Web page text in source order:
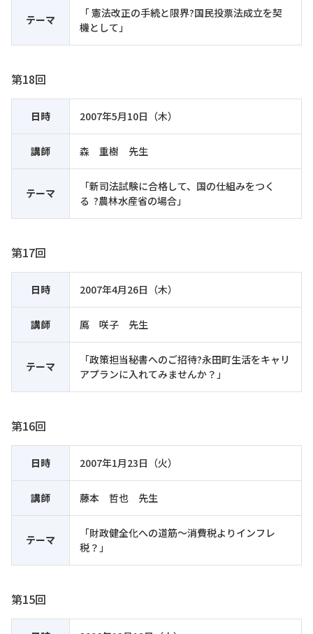
テーマ
「 憲法改正の手続と限界?国民投票法成立を契
機として」
第18回
日時 2007年5月10日（木）
講師 森 重樹 先生
テーマ
「新司法試験に合格して、国の仕組みをつく
る ?農林水産省の場合」
第17回
日時 2007年4月26日（木）
講師 鳫 咲子 先生
テーマ
「政策担当秘書へのご招待?永田町生活をキャリ
アプランに入れてみませんか？」
第16回
日時 2007年1月23日（火）
講師 藤本 哲也 先生
テーマ
「財政健全化への道筋～消費税よりインフレ
税？」
第15回